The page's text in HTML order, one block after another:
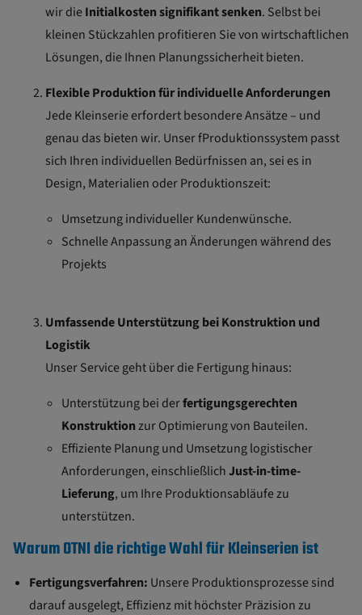
wir dieInitialkosten signifikant senken. Selbst bei
kleinen Stückzahlen profitieren Sie von wirtschaftlichen
Lösungen, die Ihnen Planungssicherheit bieten.
Flexible Produktion für individuelle Anforderungen
Jede Kleinserie erfordert besondere Ansätze – und
genau das bieten wir. Unser fProduktionssystem passt
sich Ihren individuellen Bedürfnissen an, sei es in
Design, Materialien oder Produktionszeit:
Umsetzung individueller Kundenwünsche.
Schnelle Anpassung an Änderungen während des
Projekts
Umfassende Unterstützung bei Konstruktion und
Logistik
Unser Service geht über die Fertigung hinaus:
Unterstützung bei derfertigungsgerechten
Konstruktionzur Optimierung von Bauteilen.
Effiziente Planung und Umsetzung logistischer
Anforderungen, einschließlichJust-in-time-
Lieferung, um Ihre Produktionsabläufe zu
unterstützen.
Warum OTNI die richtige Wahl für Kleinserien ist
Fertigungsverfahren: Unsere Produktionsprozesse sind
darauf ausgelegt, Effizienz mit höchster Präzision zu